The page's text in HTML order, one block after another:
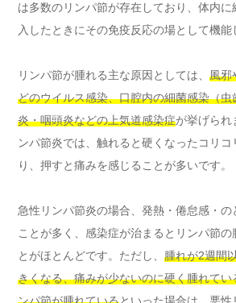
は多数のリンパ節が存在しており、体内に
入したときにその免疫反応の場として機能
リンパ節が腫れる主な原因としては、 風邪
どのウイルス感染、口腔内の細菌感染（
炎・咽頭炎などの上気道感染症が挙げられ
ンパ節炎では、触れると硬くなったコリコ
り、押すと痛みを感じることが多いです。
急性リンパ節炎の場合、発熱・倦怠感・の
ことが多く、感染症が治まるとリンパ節の
とがほとんどです。ただし、 腫れが2週間
きくなる、痛みが少ないのに硬く腫れて